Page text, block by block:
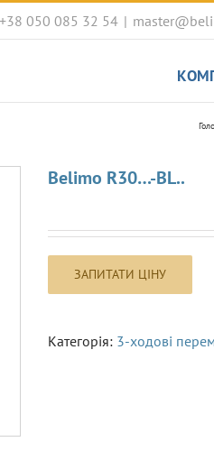
050 085 32 54 |
Belimo R30…-BL..
Категорія: 3-ходові